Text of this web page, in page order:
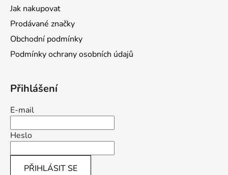
Jak nakupovat
Prodávané značky
Obchodní podmínky
Podmínky ochrany osobních údajů
Přihlášení
E-mail
Heslo
PŘIHLÁSIT SE